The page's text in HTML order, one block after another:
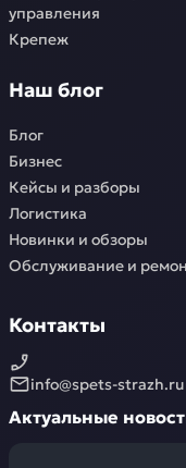
управления
Крепеж
Наш блог
Блог
Бизнес
Кейсы и разборы
Логистика
Новинки и обзоры
Обслуживание и
Контакты
info@spets-strazh.ru
Актуальные